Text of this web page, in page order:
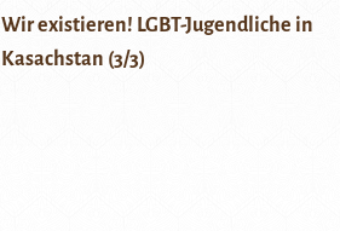
Wir existieren! LGBT-Jugendliche in
Kasachstan (3/3)